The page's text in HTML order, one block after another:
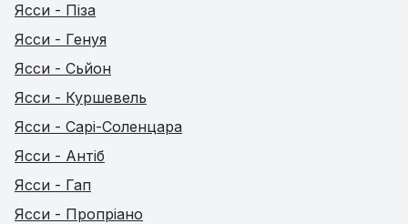
Ясси - Піза
Ясси - Генуя
Ясси - Сьйон
Ясси - Куршевель
Ясси - Сарі-Соленцара
Ясси - Антіб
Ясси - Гап
Ясси - Пропріано